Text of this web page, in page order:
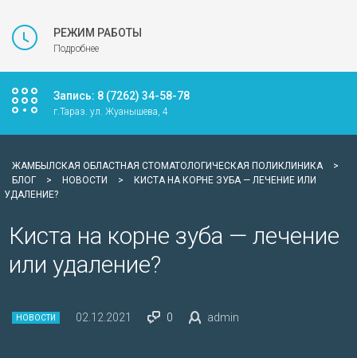
РЕЖИМ РАБОТЫ
Подробнее
Запись: 8 (7262) 34-58-78
г.Тараз. ул. Жуанышева, 4
ЖАМБЫЛСКАЯ ОБЛАСТНАЯ СТОМАТОЛОГИЧЕСКАЯ ПОЛИКЛИНИКА
>
БЛОГ
> НОВОСТИ >
КИСТА НА КОРНЕ ЗУБА — ЛЕЧЕНИЕ ИЛИ
УДАЛЕНИЕ?
Киста на корне зуба — лечение
или удаление?
НОВОСТИ 02.12.2021 0 admin